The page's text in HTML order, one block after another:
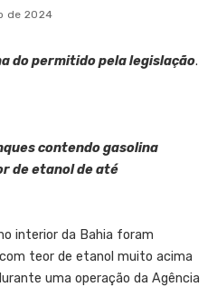
de 2024
do permitido pela legislação.
contendo gasolina
de etanol de até
interior da Bahia foram
teor de etanol muito acima
uma operação da Agência